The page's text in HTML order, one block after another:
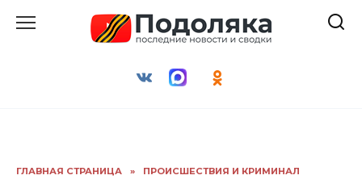
ГЛАВНАЯ СТРАНИЦА » ПРОИСШЕСТВИЯ И КРИМИНАЛ